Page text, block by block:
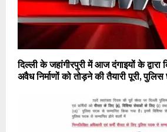
दिल्ली के जहांगीरपुरी में आज दंगाइयों के
अवैध निर्माणों को तोड़ने की तैयारी पूरी, पुलिस